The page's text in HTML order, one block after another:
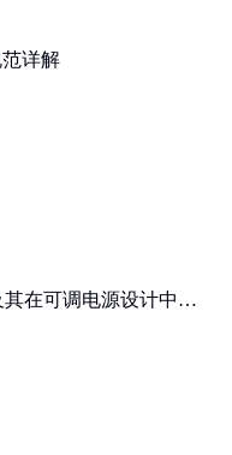
详解
在可调电源设计中的